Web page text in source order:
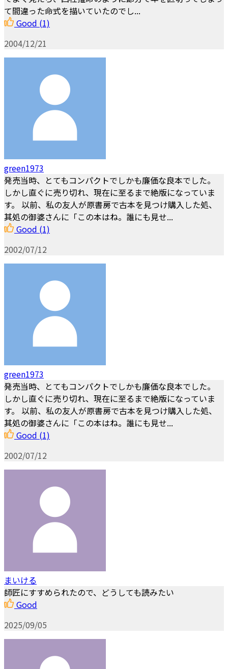
て間違った命式を描いていたのでし...
Good (1)
2004/12/21
green1973
発売当時、とてもコンパクトでしかも廉価な良本でした。
しかし直ぐに売り切れ、現在に至るまで絶版になっていま
す。 以前、私の友人が原書房で古本を見つけ購入した処、
其処の御婆さんに「この本はね。誰にも見せ...
Good (1)
2002/07/12
green1973
発売当時、とてもコンパクトでしかも廉価な良本でした。
しかし直ぐに売り切れ、現在に至るまで絶版になっていま
す。 以前、私の友人が原書房で古本を見つけ購入した処、
其処の御婆さんに「この本はね。誰にも見せ...
Good (1)
2002/07/12
まいける
師匠にすすめられたので、どうしても読みたい
Good
2025/09/05